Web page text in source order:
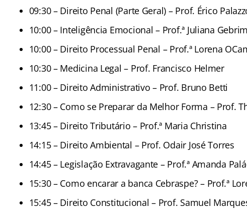
09:30 – Direito Penal (Parte Geral) – Prof. Érico
10:00 – Inteligência Emocional – Prof.ª Juliana Gebrim
10:00 – Direito Processual Penal – Prof.ª Lorena
10:30 – Medicina Legal – Prof. Francisco Helmer
11:00 – Direito Administrativo – Prof. Bruno Betti
12:30 – Como se Preparar da Melhor Forma – Prof.
13:45 – Direito Tributário – Prof.ª Maria Christina
14:15 – Direito Ambiental – Prof. Odair José Torres
14:45 – Legislação Extravagante – Prof.ª Amanda
15:30 – Como encarar a banca Cebraspe? – Prof.ª
15:45 – Direito Constitucional – Prof. Samuel